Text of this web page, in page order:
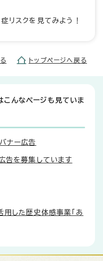
リスクを見てみよう！
トップページへ戻る
こんなページも見ていま
ナー広告
告を募集しています
した歴史体感事業「あ